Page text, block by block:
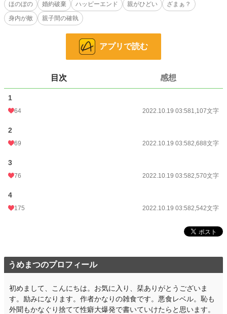
恋愛 66,362 位 / 66,362 件
初回公開日時
年間ポイント
累計ポイント
ほのぼの
婚約破棄 ハッピーエンド 親がひどい
ざまぁ？
身内が敵
親子間の確執
アプリで読む
目次 感想
1
64 2022.10.19 03:581,107文字
2
69 2022.10.19 03:582,688文字
3
76 2022.10.19 03:582,570文字
4
175 2022.10.19 03:582,542文字
うめまつのプロフィール
初めまして、こんにちは。お気に入り、栞ありがとうございま
す。励みになります。作者かなりの雑食です。悪食レベル。恥も
外聞もかなぐり捨てて性癖大爆発で書いていけたらと思います。